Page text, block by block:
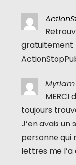
gratuitement
MERCI
toujours
J’en avais
personne qui
lettres me